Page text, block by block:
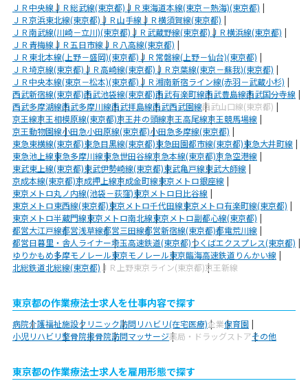
ＪＲ中央線ＪＲ総武線(東京都)ＪＲ東海道本線(東京－熱海)(東京都)
ＪＲ京浜東北線(東京都)ＪＲ山手線ＪＲ横須賀線(東京都)
ＪＲ南武線(川崎－立川)(東京都)ＪＲ武蔵野線(東京都)ＪＲ横浜線(東京都)
ＪＲ青梅線ＪＲ五日市線ＪＲ八高線(東京都)
ＪＲ東北本線(上野－盛岡)(東京都)ＪＲ常磐線(上野－仙台)(東京都)
ＪＲ埼京線(東京都)ＪＲ高崎線(東京都)ＪＲ京葉線(東京－蘇我)(東京都)
ＪＲ中央本線(東京－松本)(東京都)ＪＲ湘南新宿ライン線(赤羽－武蔵小杉)
西武新宿線(東京都)西武池袋線(東京都)西武有楽町線西武豊島線西武国分寺線
西武多摩湖線西武多摩川線西武拝島線西武西武園線西武山口線(東京都)
京王線京王相模原線(東京都)京王井の頭線京王高尾線京王競馬場線
京王動物園線小田急小田原線(東京都)小田急多摩線(東京都)
東急東横線(東京都)東急目黒線(東京都)東急田園都市線(東京都)東急大井町線
東急池上線東急多摩川線東急世田谷線京急本線(東京都)京急空港線
東武東上線(東京都)東武伊勢崎線(東京都)東武亀戸線東武大師線
京成本線(東京都)京成押上線京成金町線東京メトロ銀座線
東京メトロ丸ノ内線(池袋－荻窪)東京メトロ日比谷線
東京メトロ東西線(東京都)東京メトロ千代田線東京メトロ有楽町線(東京都)
東京メトロ半蔵門線東京メトロ南北線東京メトロ副都心線(東京都)
都営大江戸線都営浅草線都営三田線都営新宿線(東京都)都電荒川線
都営日暮里・舎人ライナー埼玉高速鉄道(東京都)つくばエクスプレス(東京都)
ゆりかもめ多摩モノレール東京モノレール東京臨海高速鉄道りんかい線
北総鉄道北総線(東京都) ＪＲ上野東京ライン(東京都)京王新線
東京都の作業療法士求人を仕事内容で探す
病院介護福祉施設クリニック訪問リハビリ(在宅医療)企業保育園
小児リハビリ整骨院接骨院訪問マッサージ薬局・ドラッグストアその他
東京都の作業療法士求人を雇用形態で探す